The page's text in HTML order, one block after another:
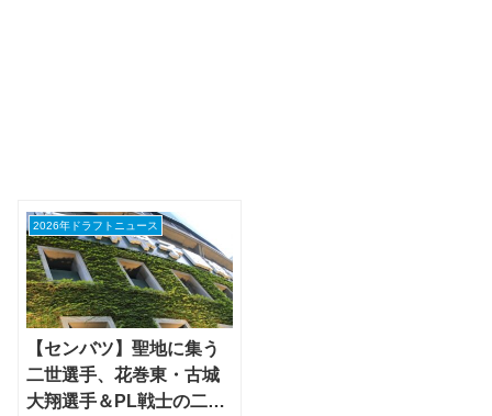
2026年ドラフトニュース
【センバツ】聖地に集う
二世選手、花巻東・古城
大翔選手＆PL戦士の二世